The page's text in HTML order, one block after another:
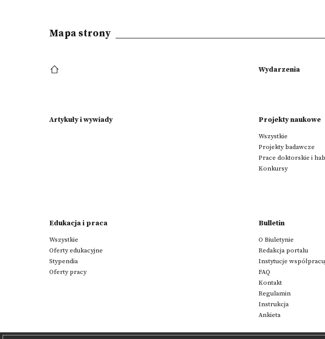
Mapa strony
Wydarzenia
Artykuły i wywiady Projekty naukowe
Wszystkie
Projekty badawcze
Prace doktorskie i
Konkursy
Edukacja i praca
Wszystkie
Oferty edukacyjne
Stypendia
Oferty pracy
Bulletin
O Biuletynie
Redakcja portalu
Instytucje
FAQ
Kontakt
Regulamin
Instrukcja
Ankieta